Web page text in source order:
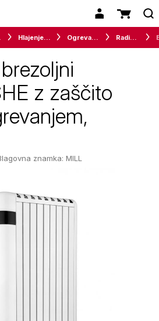
Hlajenje in gretje Ogrevalna telesa Radiatorji
z zaščito
znamka: MILL